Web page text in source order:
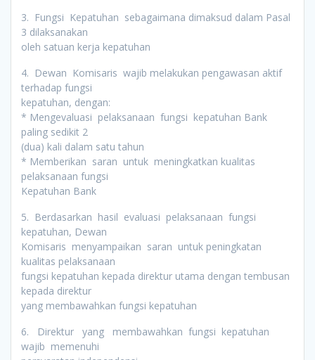
3. Fungsi Kepatuhan sebagaimana dimaksud dalam Pasal
3 dilaksanakan
oleh satuan kerja kepatuhan
4. Dewan Komisaris wajib melakukan pengawasan aktif
terhadap fungsi
kepatuhan, dengan:
* Mengevaluasi pelaksanaan fungsi kepatuhan Bank
paling sedikit 2
(dua) kali dalam satu tahun
* Memberikan saran untuk meningkatkan kualitas
pelaksanaan fungsi
Kepatuhan Bank
5. Berdasarkan hasil evaluasi pelaksanaan fungsi
kepatuhan, Dewan
Komisaris menyampaikan saran untuk peningkatan
kualitas pelaksanaan
fungsi kepatuhan kepada direktur utama dengan tembusan
kepada direktur
yang membawahkan fungsi kepatuhan
6. Direktur yang membawahkan fungsi kepatuhan
wajib memenuhi